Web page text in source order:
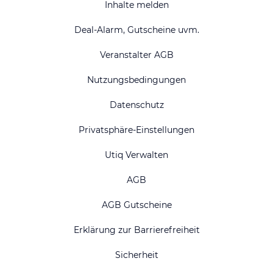
Inhalte melden
Deal-Alarm, Gutscheine uvm.
Veranstalter AGB
Nutzungsbedingungen
Datenschutz
Privatsphäre-Einstellungen
Utiq Verwalten
AGB
AGB Gutscheine
Erklärung zur Barrierefreiheit
Sicherheit